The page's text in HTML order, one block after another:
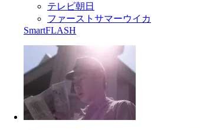
テレビ朝日
ファーストサマーウイカ
SmartFLASH